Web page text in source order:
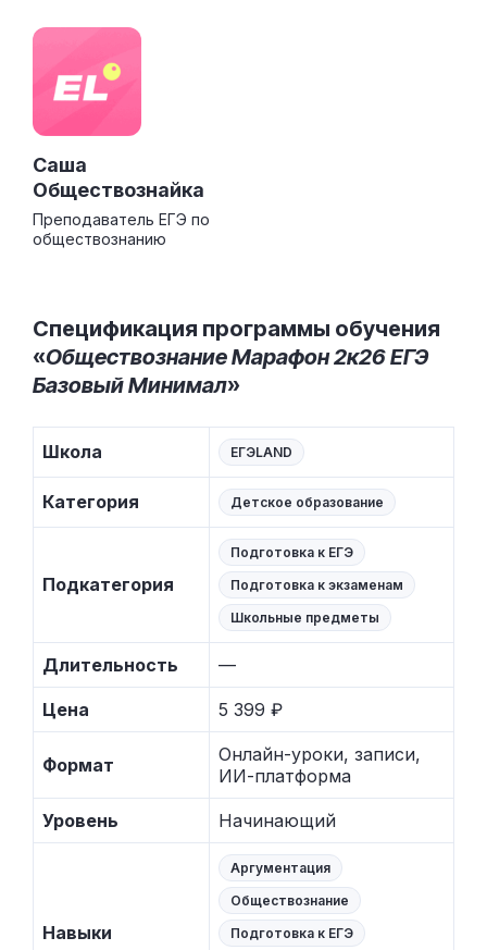
Саша
Обществознайка
Преподаватель ЕГЭ по
обществознанию
Спецификация программы обучения
«Обществознание Марафон 2к26 ЕГЭ
Базовый Минимал»
Школа ЕГЭLAND
Категория Детское образование
Подкатегория
Подготовка к ЕГЭ
Подготовка к экзаменам
Школьные предметы
Длительность —
Цена 5 399 ₽
Формат
Онлайн-уроки, записи,
ИИ-платформа
Уровень Начинающий
Навыки
Аргументация
Обществознание
Подготовка к ЕГЭ